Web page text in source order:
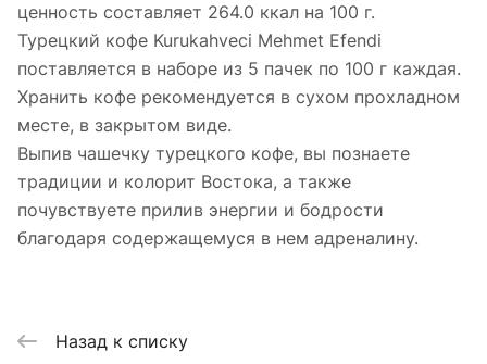
ценность составляет 264.0 ккал на 100 г.
Турецкий кофе Kurukahveci Mehmet Efendi
поставляется в наборе из 5 пачек по 100 г каждая.
Хранить кофе рекомендуется в сухом прохладном
месте, в закрытом виде.
Выпив чашечку турецкого кофе, вы познаете
традиции и колорит Востока, а также
почувствуете прилив энергии и бодрости
благодаря содержащемуся в нем адреналину.
Назад к списку